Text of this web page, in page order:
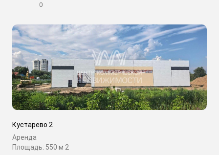
0
Кустарево 2
Аренда
Площадь: 550 м 2